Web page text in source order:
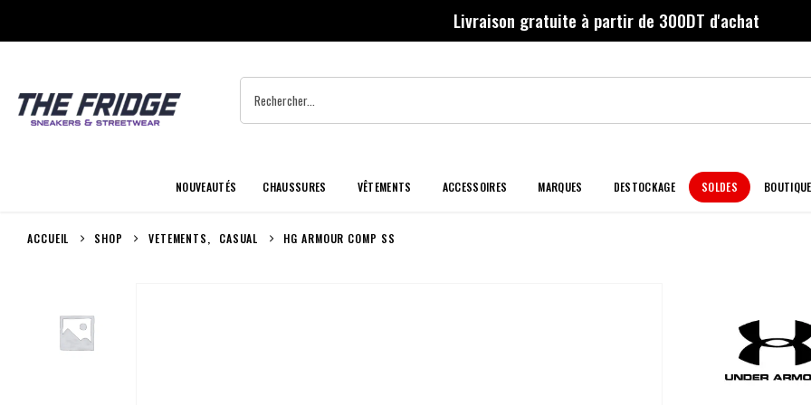
Livraison gratuite à partir de 300DT d'achat
NOUVEAUTÉS CHAUSSURES VÊTEMENTS ACCESSOIRES MARQUES DESTOCKAGE SOLDES
ACCUEIL SHOP VETEMENTS, CASUAL HG ARMOUR COMP SS